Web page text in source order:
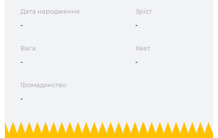
Дата народження
-
Зріст
-
Вага
-
Хват
-
Громадянство
-